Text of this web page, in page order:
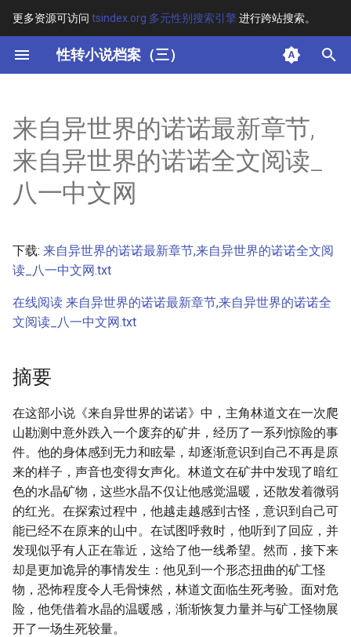
更多资源可访问 tsindex.org 多元性别搜索引擎进行跨站搜索。
性转小说档案（三）
键
开
始
搜
其他信息
正文
来自异世界的诺诺最新章节,
来自异世界的诺诺全文阅读_
八一中文网
下载: 来自异世界的诺诺最新章节,来自异世界的诺诺全文阅
读_八一中文网.txt
在线阅读 来自异世界的诺诺最新章节,来自异世界的诺诺全
文阅读_八一中文网.txt
摘要
在这部小说《来自异世界的诺诺》中，主角林道文在一次爬
山勘测中意外跌入一个废弃的矿井，经历了一系列惊险的事
件。他的身体感到无力和眩晕，却逐渐意识到自己不再是原
来的样子，声音也变得女声化。林道文在矿井中发现了暗红
色的水晶矿物，这些水晶不仅让他感觉温暖，还散发着微弱
的红光。在探索过程中，他越走越感到古怪，意识到自己可
能已经不在原来的山中。在试图呼救时，他听到了回应，并
发现似乎有人正在靠近，这给了他一线希望。然而，接下来
却是更加诡异的事情发生：他见到一个形态扭曲的矿工怪
物，恐怖程度令人毛骨悚然，林道文面临生死考验。面对危
险，他凭借着水晶的温暖感，渐渐恢复力量并与矿工怪物展
开了一场生死较量。